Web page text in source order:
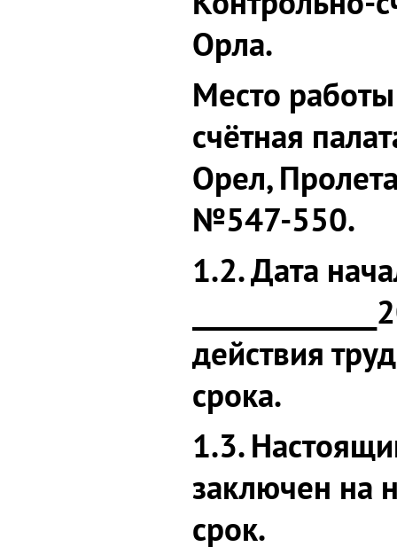
Орла.
Место
счётная
Орел,
№547-550.
1.2. Дата
действия
срока.
1.3.
заключен на
срок.